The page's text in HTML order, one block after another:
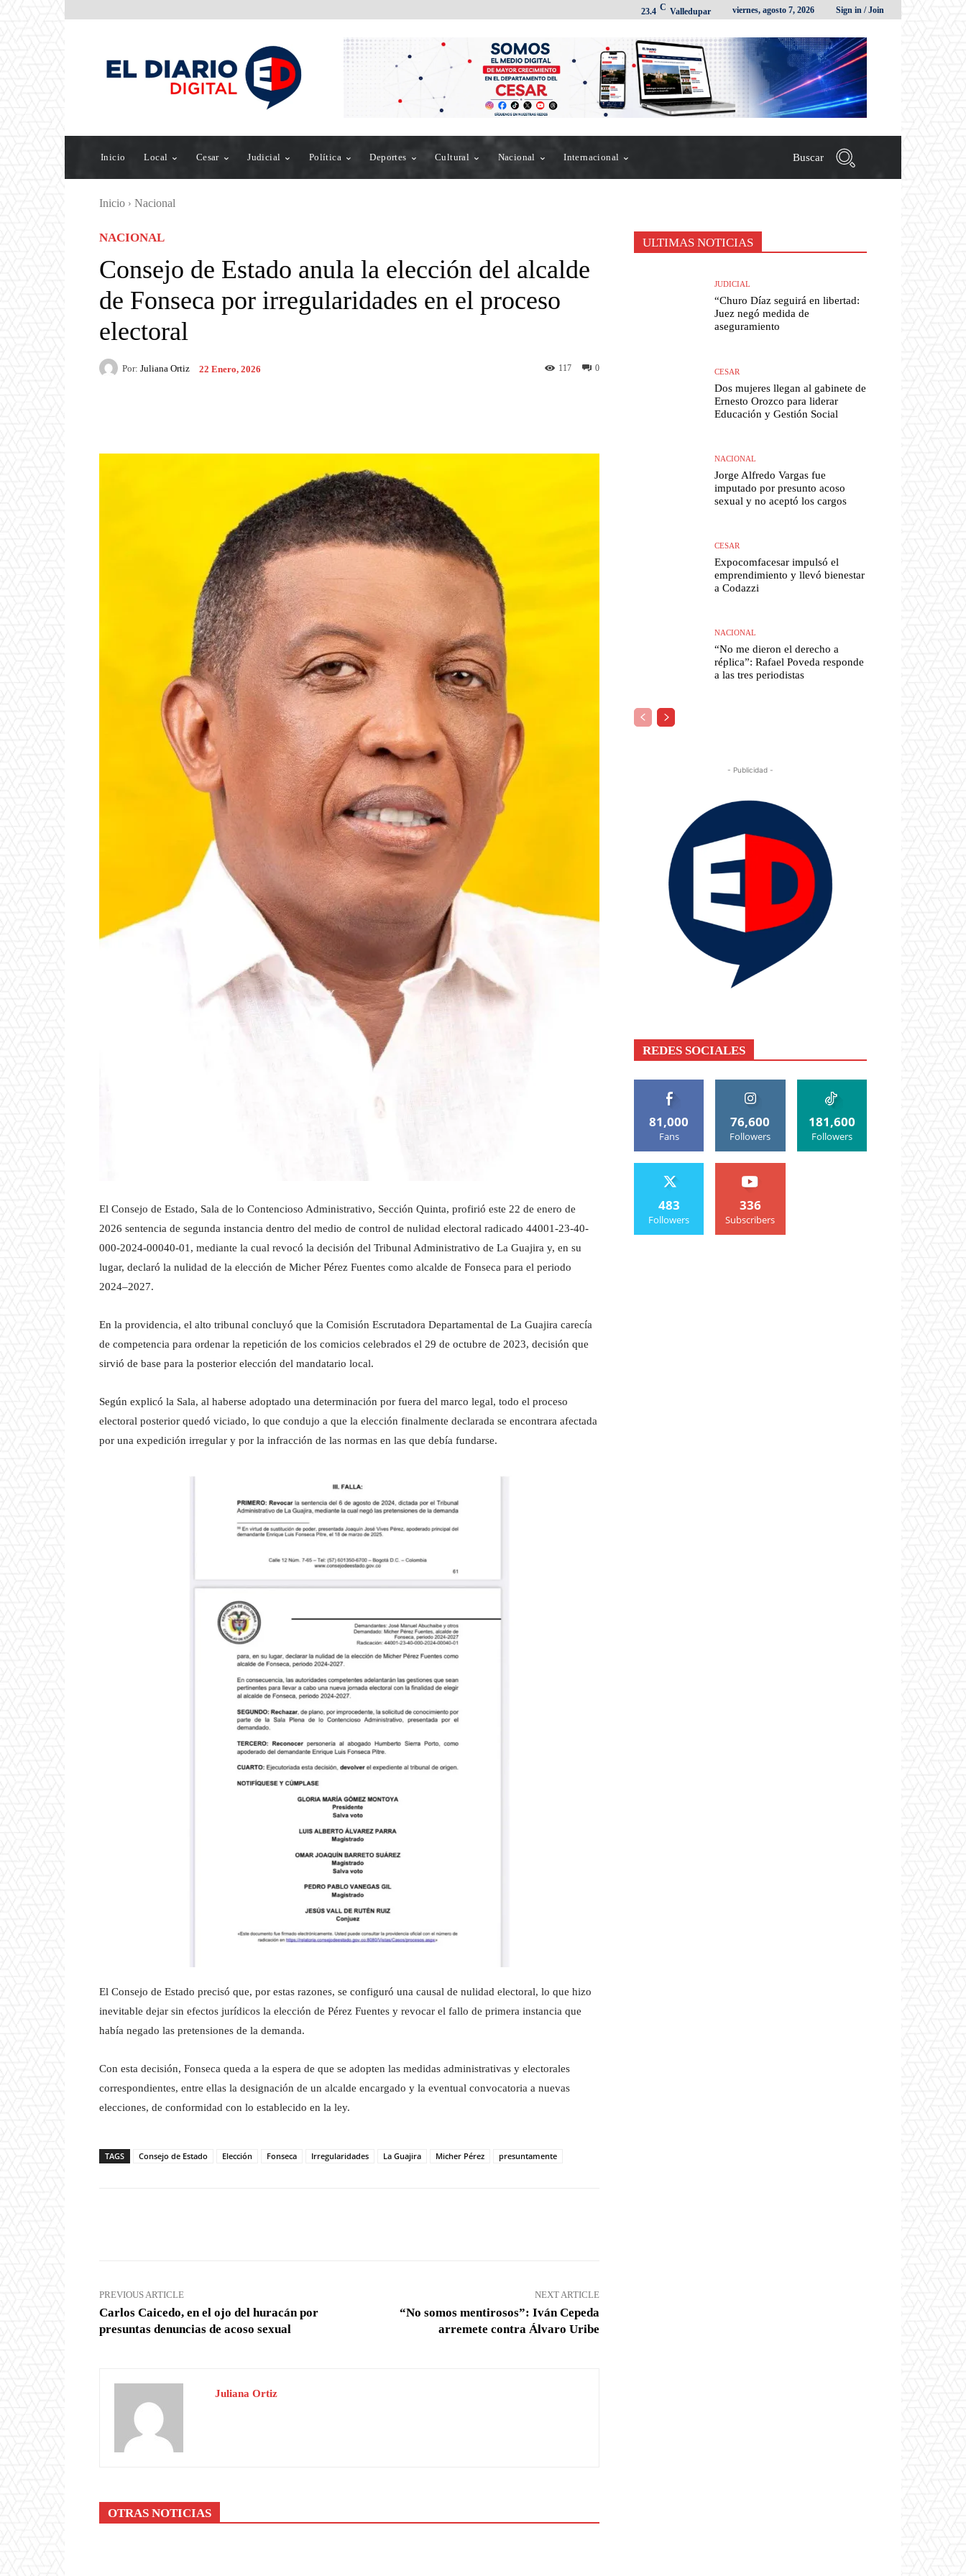
23.4 C Valledupar viernes, agosto 7, 2026 Sign in / Join
Inicio Local Cesar Judicial Política Deportes Cultural Nacional Internacional Buscar
Inicio Nacional
NACIONAL
Consejo de Estado anula la elección del alcalde
de Fonseca por irregularidades en el proceso
electoral
Por: Juliana Ortiz 22 Enero, 2026 0
117
El Consejo de Estado, Sala de lo Contencioso Administrativo, Sección Quinta, profirió este 22 de enero de
2026 sentencia de segunda instancia dentro del medio de control de nulidad electoral radicado 44001-23-40-
000-2024-00040-01, mediante la cual revocó la decisión del Tribunal Administrativo de La Guajira y, en su
lugar, declaró la nulidad de la elección de Micher Pérez Fuentes como alcalde de Fonseca para el periodo
2024–2027.
En la providencia, el alto tribunal concluyó que la Comisión Escrutadora Departamental de La Guajira carecía
de competencia para ordenar la repetición de los comicios celebrados el 29 de octubre de 2023, decisión que
sirvió de base para la posterior elección del mandatario local.
Según explicó la Sala, al haberse adoptado una determinación por fuera del marco legal, todo el proceso
electoral posterior quedó viciado, lo que condujo a que la elección finalmente declarada se encontrara afectada
por una expedición irregular y por la infracción de las normas en las que debía fundarse.
El Consejo de Estado precisó que, por estas razones, se configuró una causal de nulidad electoral, lo que hizo
inevitable dejar sin efectos jurídicos la elección de Pérez Fuentes y revocar el fallo de primera instancia que
había negado las pretensiones de la demanda.
Con esta decisión, Fonseca queda a la espera de que se adopten las medidas administrativas y electorales
correspondientes, entre ellas la designación de un alcalde encargado y la eventual convocatoria a nuevas
elecciones, de conformidad con lo establecido en la ley.
TAGS Consejo de Estado Elección Fonseca Irregularidades La Guajira Micher Pérez presuntamente
PREVIOUS ARTICLE
Carlos Caicedo, en el ojo del huracán por
presuntas denuncias de acoso sexual
NEXT ARTICLE
“No somos mentirosos”: Iván Cepeda
arremete contra Álvaro Uribe
Juliana Ortiz
OTRAS NOTICIAS
ULTIMAS NOTICIAS
JUDICIAL
“Churo Díaz seguirá en libertad:
Juez negó medida de
aseguramiento
CESAR
Dos mujeres llegan al gabinete de
Ernesto Orozco para liderar
Educación y Gestión Social
NACIONAL
Jorge Alfredo Vargas fue
imputado por presunto acoso
sexual y no aceptó los cargos
CESAR
Expocomfacesar impulsó el
emprendimiento y llevó bienestar
a Codazzi
NACIONAL
“No me dieron el derecho a
réplica”: Rafael Poveda responde
a las tres periodistas
- Publicidad -
REDES SOCIALES
81,000
Fans
76,600
Followers
181,600
Followers
483
Followers
336
Subscribers